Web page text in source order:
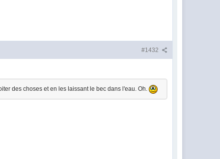
#1432
des choses et en les laissant le bec dans l'eau. Oh.